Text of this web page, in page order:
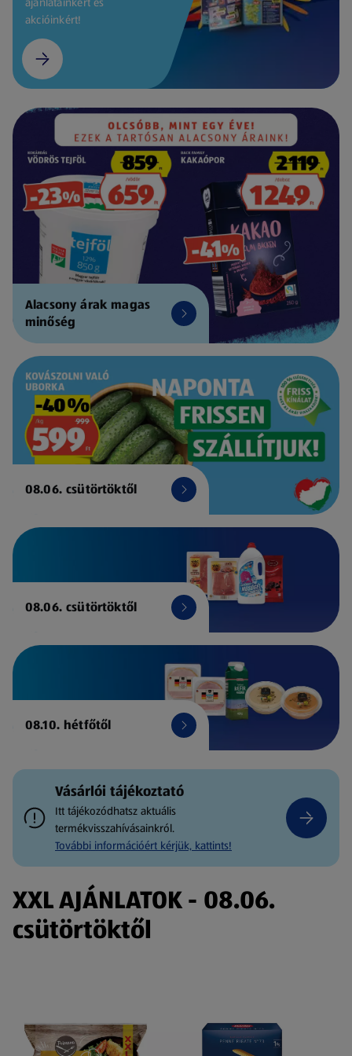
akcióinkért!
Alacsony árak magas
minőség
08.06. csütörtöktől
08.06. csütörtöktől
08.10. hétfőtől
Vásárlói tájékoztató
Itt tájékozódhatsz aktuális
termékvisszahívásainkról.
További információért kérjük, kattints!
XXL AJÁNLATOK - 08.06.
csütörtöktől